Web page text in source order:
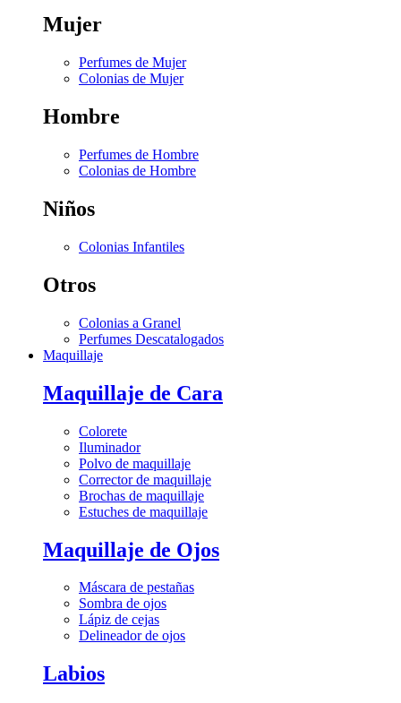
Mujer
Perfumes de Mujer
Colonias de Mujer
Hombre
Perfumes de Hombre
Colonias de Hombre
Niños
Colonias Infantiles
Otros
Colonias a Granel
Perfumes Descatalogados
Maquillaje
Maquillaje de Cara
Colorete
Iluminador
Polvo de maquillaje
Corrector de maquillaje
Brochas de maquillaje
Estuches de maquillaje
Maquillaje de Ojos
Máscara de pestañas
Sombra de ojos
Lápiz de cejas
Delineador de ojos
Labios